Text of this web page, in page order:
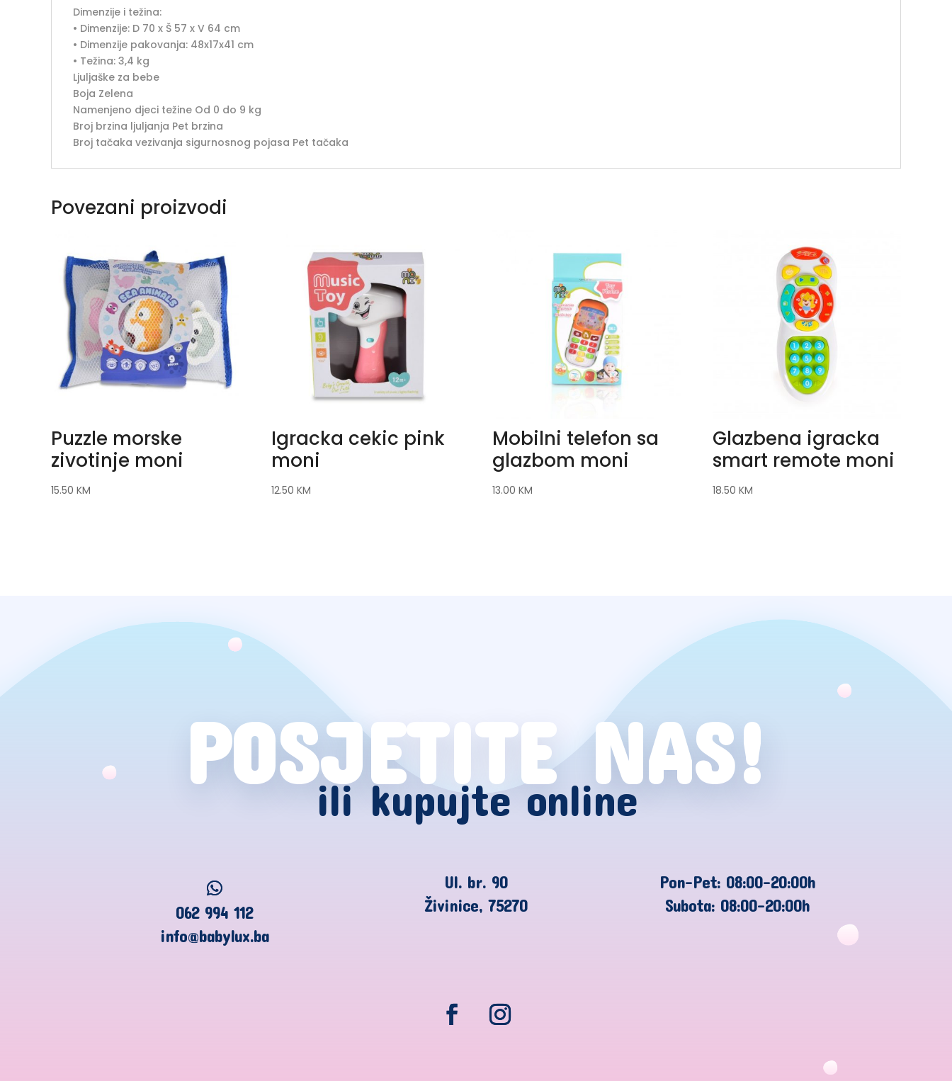
Dimenzije i težina:
• Dimenzije: D 70 x Š 57 x V 64 cm
• Dimenzije pakovanja: 48x17x41 cm
• Težina: 3,4 kg
Ljuljaške za bebe
Boja Zelena
Namenjeno djeci težine Od 0 do 9 kg
Broj brzina ljuljanja Pet brzina
Broj tačaka vezivanja sigurnosnog pojasa Pet tačaka
Povezani proizvodi
Puzzle morske
zivotinje moni
15.50 KM
Igracka cekic pink
moni
12.50KM
Mobilni telefon sa
glazbom moni
13.00 KM
Glazbena igracka
smart remote moni
18.50KM
POSJETITE NAS!
ili kupujte online
062 994 112
info@babylux.ba
Ul. br. 90
Živinice, 75270
Pon-Pet: 08:00-20:00h
Subota: 08:00-20:00h